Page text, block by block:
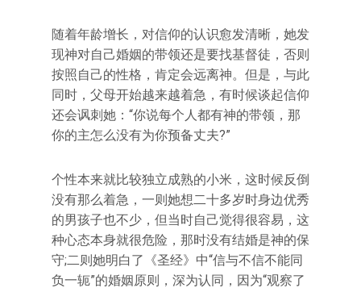
随着年龄增长，对信仰的认识愈发清晰，她发
现神对自己婚姻的带领还是要找基督徒，否则
按照自己的性格，肯定会远离神。但是，与此
同时，父母开始越来越着急，有时候谈起信仰
还会讽刺她：“你说每个人都有神的带领，那
你的主怎么没有为你预备丈夫?”
个性本来就比较独立成熟的小米，这时候反倒
没有那么着急，一则她想二十多岁时身边优秀
的男孩子也不少，但当时自己觉得很容易，这
种心态本身就很危险，那时没有结婚是神的保
守;二则她明白了《圣经》中“信与不信不能同
负一轭”的婚姻原则，深为认同，因为“观察了